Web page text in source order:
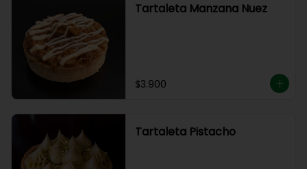
Tartaleta Manzana Nuez
$3.900
Tartaleta Pistacho